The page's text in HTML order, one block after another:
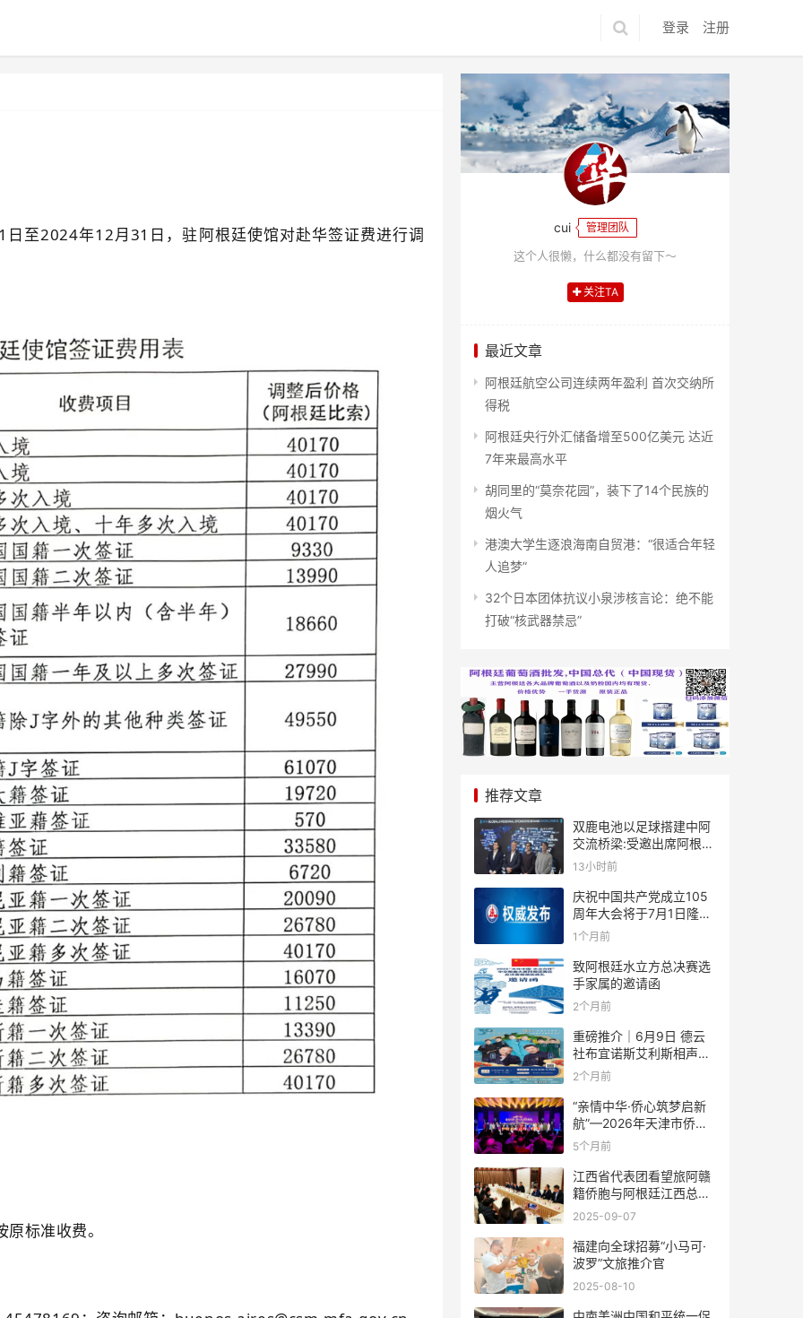
登录 注册
至2024年12月31日，驻阿根廷使馆对赴华签证费进行调
标准收费。
cui 管理团队
这个人很懒，什么都没有留下～
关注TA
最近文章
阿根廷航空公司连续两年盈利 首次交纳所
得税
阿根廷央行外汇储备增至500亿美元 达近
7年来最高水平
胡同里的“莫奈花园”，装下了14个民族的
烟火气
港澳大学生逐浪海南自贸港：“很适合年轻
人追梦”
32个日本团体抗议小泉涉核言论：绝不能
打破“核武器禁忌”
推荐文章
双鹿电池以足球搭建中阿
交流桥梁:受邀出席阿根廷
足协赞助商招待会！
13小时前
庆祝中国共产党成立105
周年大会将于7月1日隆重
举行
1个月前
致阿根廷水立方总决赛选
手家属的邀请函
2个月前
重磅推介｜6月9日 德云
社布宜诺斯艾利斯相声专
场！国风曲艺邂逅南美风
结！
2个月前
“亲情中华·侨心筑梦启新
航”—2026年天津市侨界
新春联谊活动成功举办
5个月前
江西省代表团看望旅阿赣
籍侨胞与阿根廷江西总商
会座谈
2025-09-07
福建向全球招募“小马可·
波罗”文旅推介官
2025-08-10